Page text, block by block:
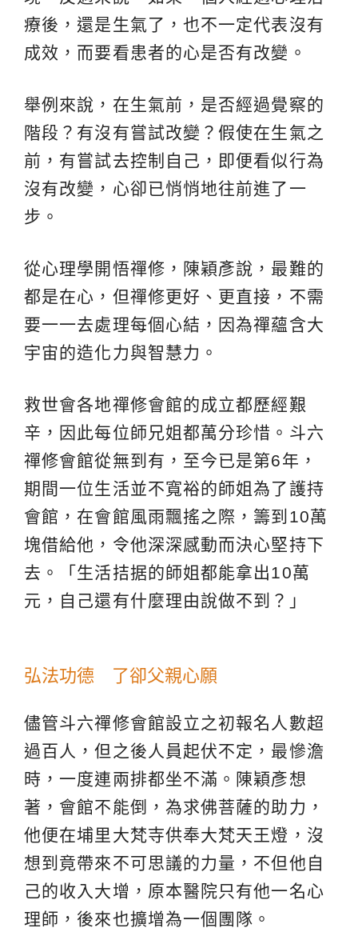
療後，還是生氣了，也不一定代表沒有
成效，而要看患者的心是否有改變。
舉例來說，在生氣前，是否經過覺察的
階段？有沒有嘗試改變？假使在生氣之
前，有嘗試去控制自己，即便看似行為
沒有改變，心卻已悄悄地往前進了一
步。
從心理學開悟禪修，陳穎彥說，最難的
都是在心，但禪修更好、更直接，不需
要一一去處理每個心結，因為禪蘊含大
宇宙的造化力與智慧力。
救世會各地禪修會館的成立都歷經艱
辛，因此每位師兄姐都萬分珍惜。斗六
禪修會館從無到有，至今已是第6年，
期間一位生活並不寬裕的師姐為了護持
會館，在會館風雨飄搖之際，籌到10萬
塊借給他，令他深深感動而決心堅持下
去。「生活拮据的師姐都能拿出10萬
元，自己還有什麼理由說做不到？」
弘法功德 了卻父親心願
儘管斗六禪修會館設立之初報名人數超
過百人，但之後人員起伏不定，最慘澹
時，一度連兩排都坐不滿。陳穎彥想
著，會館不能倒，為求佛菩薩的助力，
他便在埔里大梵寺供奉大梵天王燈，沒
想到竟帶來不可思議的力量，不但他自
己的收入大增，原本醫院只有他一名心
理師，後來也擴增為一個團隊。